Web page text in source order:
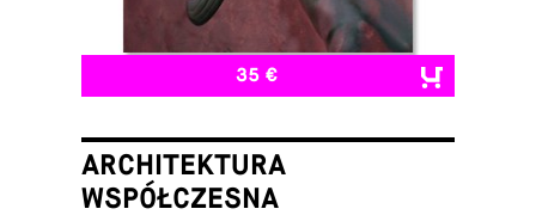
35 €
ARCHITEKTURA
WSPÓŁCZESNA